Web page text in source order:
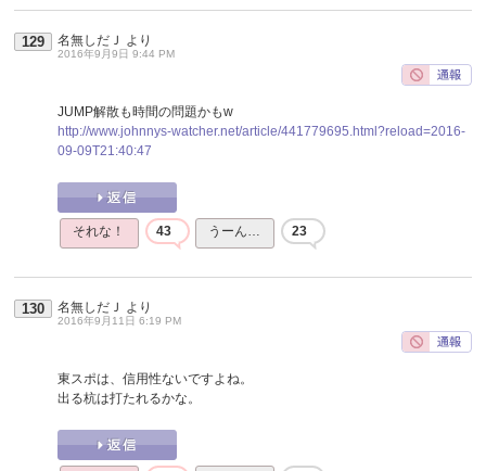
129 名無しだＪ より
2016年9月9日 9:44 PM
JUMP解散も時間の問題かもw
http://www.johnnys-watcher.net/article/441779695.html?reload=2016-
09-09T21:40:47
それな！ 43 うーん… 23
130 名無しだＪ より
2016年9月11日 6:19 PM
東スポは、信用性ないですよね。
出る杭は打たれるかな。